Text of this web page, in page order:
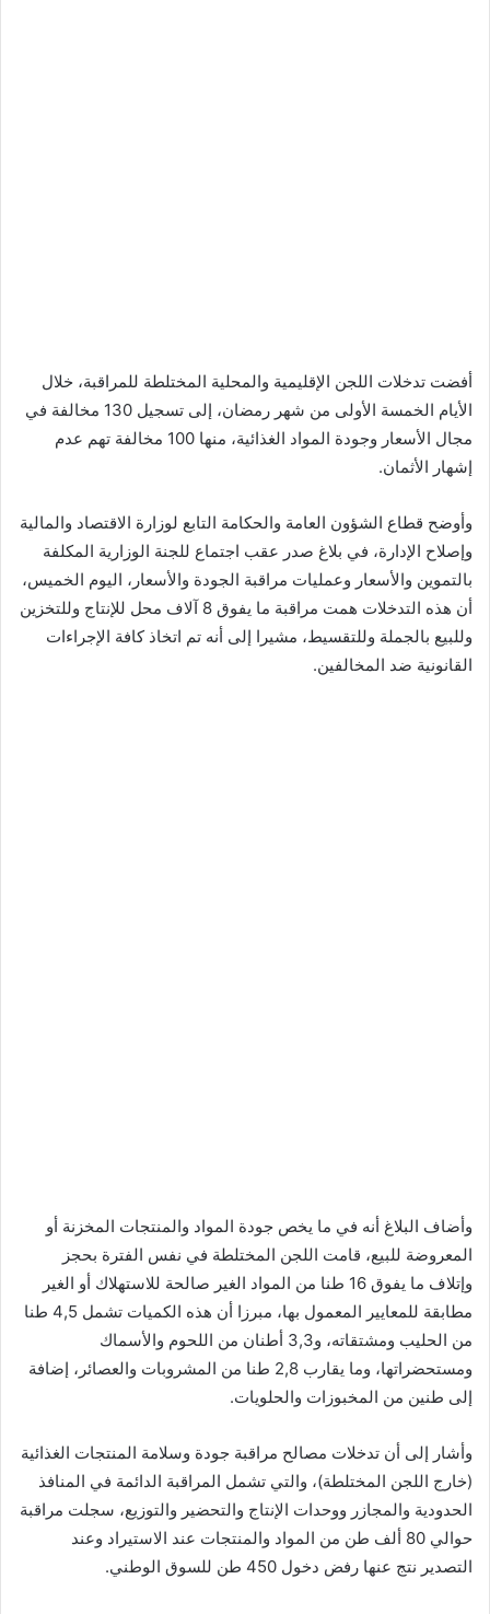
أفضت تدخلات اللجن الإقليمية والمحلية المختلطة للمراقبة، خلال
الأيام الخمسة الأولى من شهر رمضان، إلى تسجيل 130 مخالفة في
مجال الأسعار وجودة المواد الغذائية، منها 100 مخالفة تهم عدم
إشهار الأثمان.
وأوضح قطاع الشؤون العامة والحكامة التابع لوزارة الاقتصاد والمالية
وإصلاح الإدارة، في بلاغ صدر عقب اجتماع للجنة الوزارية المكلفة
بالتموين والأسعار وعمليات مراقبة الجودة والأسعار، اليوم الخميس،
أن هذه التدخلات همت مراقبة ما يفوق 8 آلاف محل للإنتاج وللتخزين
وللبيع بالجملة وللتقسيط، مشيرا إلى أنه تم اتخاذ كافة الإجراءات
القانونية ضد المخالفين.
وأضاف البلاغ أنه في ما يخص جودة المواد والمنتجات المخزنة أو
المعروضة للبيع، قامت اللجن المختلطة في نفس الفترة بحجز
وإتلاف ما يفوق 16 طنا من المواد الغير صالحة للاستهلاك أو الغير
مطابقة للمعايير المعمول بها، مبرزا أن هذه الكميات تشمل 4,5 طنا
من الحليب ومشتقاته، و3,3 أطنان من اللحوم والأسماك
ومستحضراتها، وما يقارب 2,8 طنا من المشروبات والعصائر، إضافة
إلى طنين من المخبوزات والحلويات.
وأشار إلى أن تدخلات مصالح مراقبة جودة وسلامة المنتجات الغذائية
(خارج اللجن المختلطة)، والتي تشمل المراقبة الدائمة في المنافذ
الحدودية والمجازر ووحدات الإنتاج والتحضير والتوزيع، سجلت مراقبة
حوالي 80 ألف طن من المواد والمنتجات عند الاستيراد وعند
التصدير نتج عنها رفض دخول 450 طن للسوق الوطني.